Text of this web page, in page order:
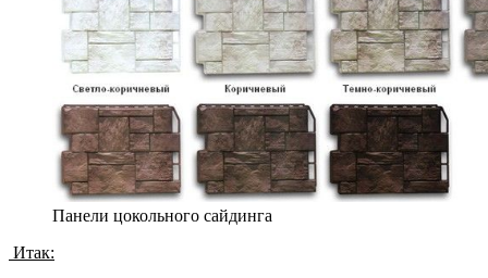
Панели цокольного сайдинга
Итак: